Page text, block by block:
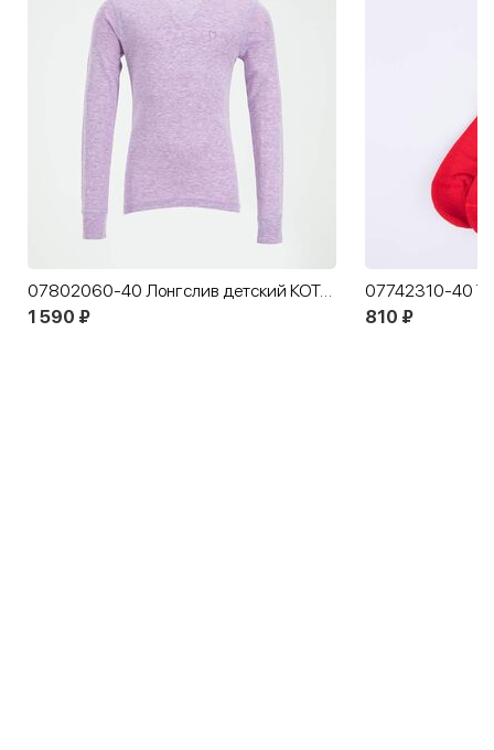
07802060-40 Лонгслив детский КОТОФЕЙ Комфорт сиреневый
1 590 ₽
810 ₽